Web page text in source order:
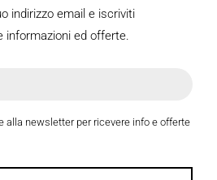
indirizzo email e iscriviti
informazioni ed offerte.
alla newsletter per ricevere info e offerte